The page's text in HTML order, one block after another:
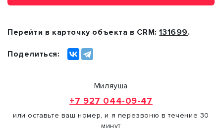
Перейти в карточку объекта в CRM:131699.
Поделиться:
Миляуша
+7 927 044-09-47
или оставьте ваш номер, и я перезвоню в течение 30
минут